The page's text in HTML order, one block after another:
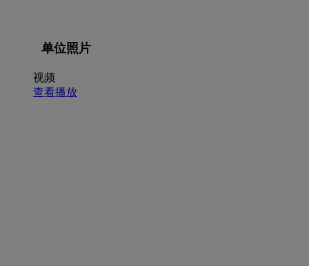
单位照片
视频
查看播放